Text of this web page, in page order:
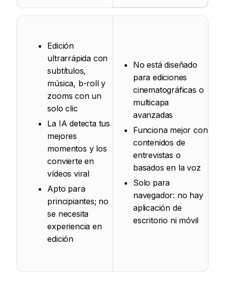
Edición
ultrarrápida con
subtítulos,
música, b-roll y
zooms con un
solo clic
La IA detecta tus
mejores
momentos y los
convierte en
vídeos viral
Apto para
principiantes; no
se necesita
experiencia en
edición
No está diseñado
para ediciones
cinematográficas o
multicapa
avanzadas
Funciona mejor con
contenidos de
entrevistas o
basados en la voz
Solo para
navegador: no hay
aplicación de
escritorio ni móvil